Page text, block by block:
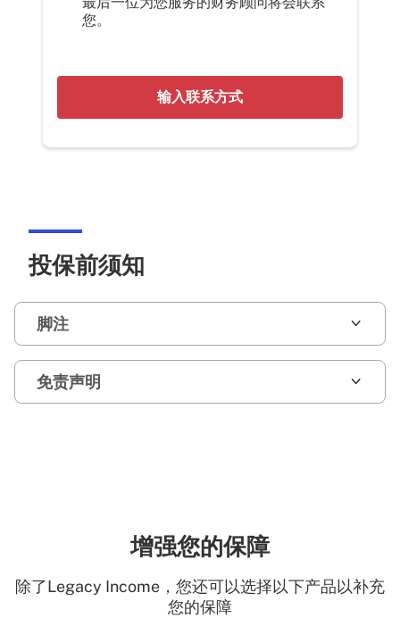
您。
输入联系方式
投保前须知
脚注
免责声明
增强您的保障
除了Legacy Income，您还可以选择以下产品以补充
您的保障